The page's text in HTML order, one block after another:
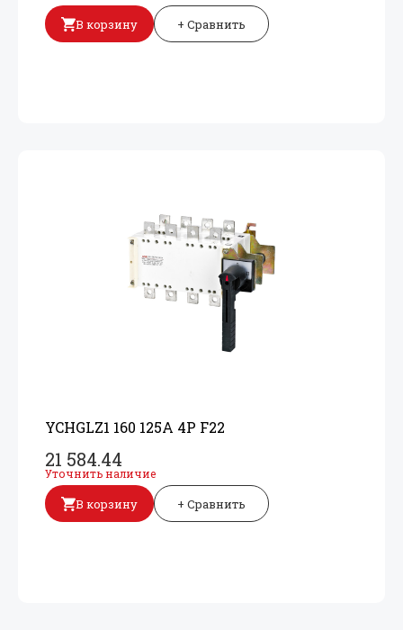
В корзину + Сравнить
YCHGLZ1 160 125A 4P F22
21 584.44
Уточнить наличие
В корзину + Сравнить